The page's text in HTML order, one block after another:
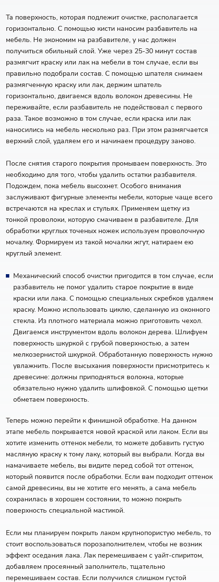
Та поверхность, которая подлежит очистке, располагается
горизонтально. С помощью кисти наносим разбавитель на
мебель. Не экономим на разбавителе, у нас должен
получиться обильный слой. Уже через 25-30 минут состав
размягчит краску или лак на мебели в том случае, если вы
правильно подобрали состав. С помощью шпателя снимаем
размягченную краску или лак, держим шпатель
горизонтально, двигаемся вдоль волокон древесины. Не
переживайте, если разбавитель не подействовал с первого
раза. Такое возможно в том случае, если краска или лак
наносились на мебель несколько раз. При этом размягчается
верхний слой, удаляем его и начинаем процедуру заново.
После снятия старого покрытия промываем поверхность. Это
необходимо для того, чтобы удалить остатки разбавителя.
Подождем, пока мебель высохнет. Особого внимания
заслуживают фигурные элементы мебели, которые чаще всего
встречаются на креслах и стульях. Применяем щетку из
тонкой проволоки, которую смачиваем в разбавителе. Для
обработки круглых точеных ножек используем проволочную
мочалку. Формируем из такой мочалки жгут, натираем ею
круглый элемент.
Механический способ очистки пригодится в том случае, если
разбавитель не помог удалить старое покрытие в виде
краски или лака. С помощью специальных скребков удаляем
краску. Можно использовать циклю, сделанную из оконного
стекла. Из плотного материала можно приготовить чехол.
Двигаемся инструментом вдоль волокон дерева. Шлифуем
поверхность шкуркой с грубой поверхностью, а затем
мелкозернистой шкуркой. Обработанную поверхность нужно
увлажнить. После высыхания поверхности присмотритесь к
древесине: должны приподняться волокна, которые
обязательно нужно удалить шлифовкой. С помощью щетки
обметаем поверхность.
Теперь можно перейти к финишной обработке. На данном
этапе мебель покрывается новой краской или лаком. Если вы
хотите изменить оттенок мебели, то можете добавить густую
масляную краску к тому лаку, который вы выбрали. Когда вы
намачиваете мебель, вы видите перед собой тот оттенок,
который появится после обработки. Если вам подходит оттенок
самой древесины, вы не хотите его менять, а сама мебель
сохранилась в хорошем состоянии, то можно покрыть
поверхность специальной мастикой.
Если мы планируем покрыть лаком крупнопористую мебель, то
стоит воспользоваться порозаполнителем, чтобы не возник
эффект оседания лака. Лак перемешиваем с уайт-спиритом,
добавляем просеянный заполнитель, тщательно
перемешиваем состав. Если получился слишком густой